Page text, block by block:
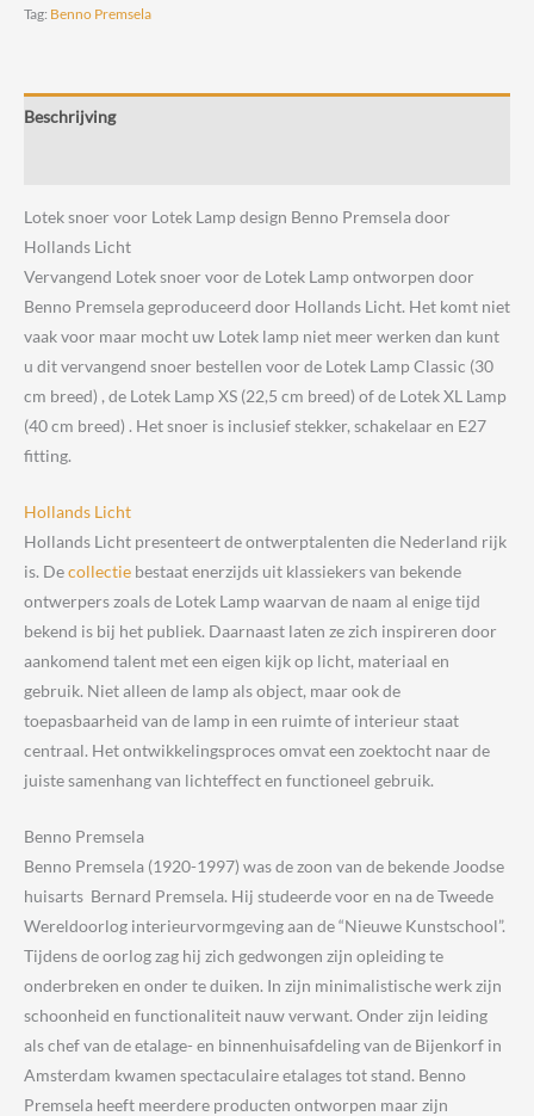
Lotek
Benno
Premsela
Licht
aantal
Tag: Benno Premsela
Beschrijving
Lotek snoer voor Lotek Lamp design Benno Premsela door
Hollands Licht
Vervangend Lotek snoer voor de Lotek Lamp ontworpen door
Benno Premsela geproduceerd door Hollands Licht. Het komt niet
vaak voor maar mocht uw Lotek lamp niet meer werken dan kunt
u dit vervangend snoer bestellen voor de Lotek Lamp Classic (30
cm breed) , de Lotek Lamp XS (22,5 cm breed) of de Lotek XL Lamp
(40 cm breed) . Het snoer is inclusief stekker, schakelaar en E27
fitting.
Hollands Licht
Hollands Licht presenteert de ontwerptalenten die Nederland rijk
is. Decollectie bestaat enerzijds uit klassiekers van bekende
ontwerpers zoals de Lotek Lamp waarvan de naam al enige tijd
bekend is bij het publiek. Daarnaast laten ze zich inspireren door
aankomend talent met een eigen kijk op licht, materiaal en
gebruik. Niet alleen de lamp als object, maar ook de
toepasbaarheid van de lamp in een ruimte of interieur staat
centraal. Het ontwikkelingsproces omvat een zoektocht naar de
juiste samenhang van lichteffect en functioneel gebruik.
Benno Premsela
Benno Premsela (1920-1997) was de zoon van de bekende Joodse
huisarts Bernard Premsela. Hij studeerde voor en na de Tweede
Wereldoorlog interieurvormgeving aan de “Nieuwe Kunstschool”.
Tijdens de oorlog zag hij zich gedwongen zijn opleiding te
onderbreken en onder te duiken. In zijn minimalistische werk zijn
schoonheid en functionaliteit nauw verwant. Onder zijn leiding
als chef van de etalage- en binnenhuisafdeling van de Bijenkorf in
Amsterdam kwamen spectaculaire etalages tot stand. Benno
Premsela heeft meerdere producten ontworpen maar zijn